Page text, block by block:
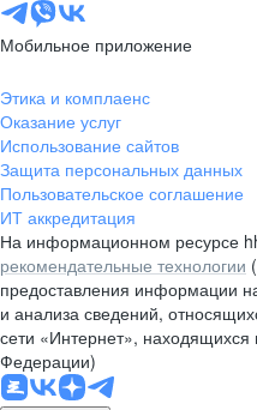
Мобильное приложение
Этика и комплаенс
Оказание услуг
Использование сайтов
Защита персональных данных
Пользовательское соглашение
ИТ аккредитация
На информационном ресурсе
рекомендательные технологии
предоставления информации
и анализа сведений,
сети «Интернет», находящихся
Федерации)